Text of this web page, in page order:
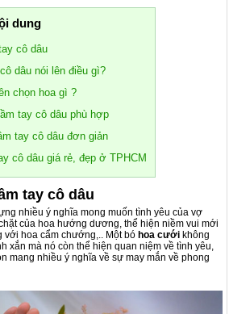
dung
cô dâu
dâu nói lên điều gì?
chọn hoa gì ?
tay cô dâu phù hợp
tay cô dâu đơn giản
cô dâu giá rẻ, đẹp ở TPHCM
tay cô dâu
nhiều ý nghĩa mong muốn tình yêu của vợ
của hoa hướng dương, thể hiện niềm vui mới
với hoa cẩm chướng,.. Một bó hoa cưới không
xắn mà nó còn thể hiện quan niệm về tình yêu,
mang nhiều ý nghĩa về sự may mắn về phong